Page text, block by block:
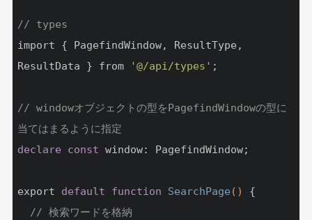
// types
import { PagefindWindow, ResultType,
ResultData } from
'@/api/types' ;
// windowオブジェクトの型をPagefindWindowの型に
当てはまるように指定
declare
const window: PagefindWindow;
export default function SearchPage ()
{
// 検索ワードを格納